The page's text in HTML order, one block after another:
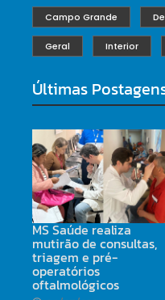
Campo Grande
Geral Interior
Últimas
MS Saúde realiza
mutirão de consultas,
triagem e pré-
operatórios
oftalmológicos